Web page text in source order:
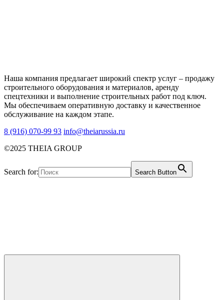
Наша компания предлагает широкий спектр услуг – продажу
строительного оборудования и материалов, аренду
спецтехники и выполнение строительных работ под ключ.
Мы обеспечиваем оперативную доставку и качественное
обслуживание на каждом этапе.
8 (916) 070-99 93 info@theiarussia.ru
©2025 THEIA GROUP
Search for: Search Button